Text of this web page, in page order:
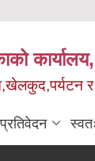
र
प्रतिवेदन